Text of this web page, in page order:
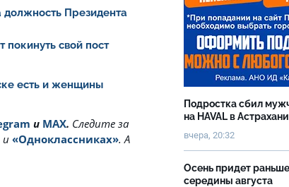
Президента
свой пост
есть и женщины
и MAX. Cледите за
и «Одноклассниках». А
Подростка сбил
на HAVAL в Астрахани
вчера, 20:32
Осень придет раньше
середины августа